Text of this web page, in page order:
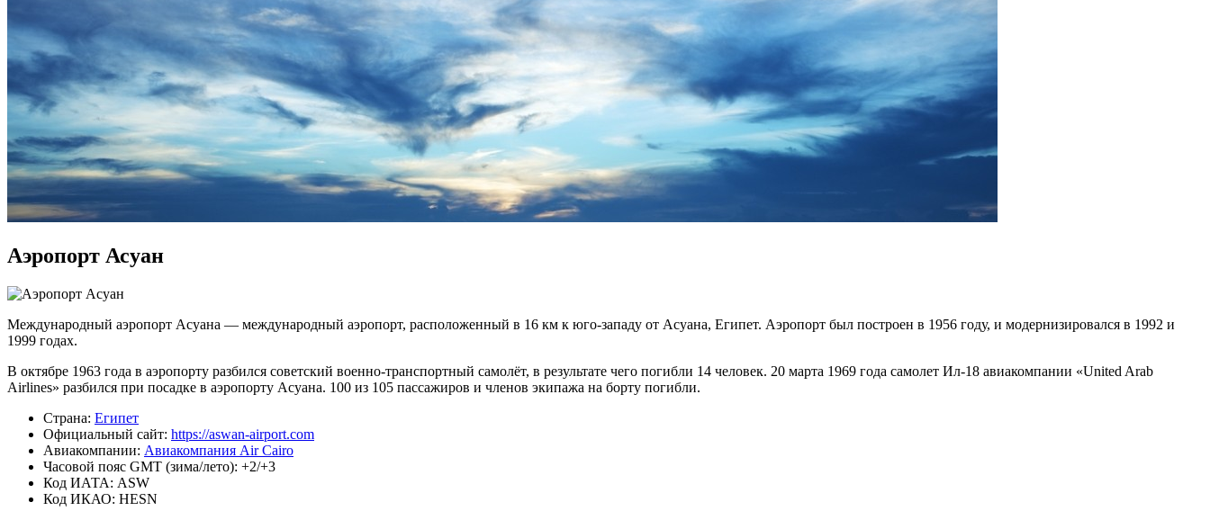
Аэропорт Асуан
Международный аэропорт Асуана — международный аэропорт, расположенный в 16 км к юго-западу от Асуана, Египет. Аэропорт был построен в 1956 году, и модернизировался в 1992 и
1999 годах.
В октябре 1963 года в аэропорту разбился советский военно-транспортный самолёт, в результате чего погибли 14 человек. 20 марта 1969 года самолет Ил-18 авиакомпании «United Arab
Airlines» разбился при посадке в аэропорту Асуана. 100 из 105 пассажиров и членов экипажа на борту погибли.
Страна: Египет
Официальный cайт: https://aswan-airport.com
Авиакомпании: Авиакомпания Air Cairo
Часовой пояс GMT (зима/лето): +2/+3
Код ИАТА: ASW
Код ИКАО: HESN